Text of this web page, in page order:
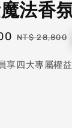
法香
Regular
NT$ 28,800
享四大專屬權益